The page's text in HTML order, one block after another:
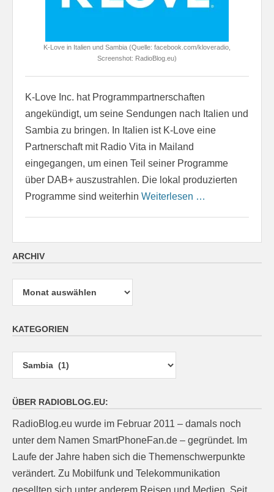
K-Love in Italien und Sambia (Quelle: facebook.com/kloveradio,
Screenshot: RadioBlog.eu)
K-Love Inc. hat Programmpartnerschaften
angekündigt, um seine Sendungen nach Italien und
Sambia zu bringen. In Italien ist K-Love eine
Partnerschaft mit Radio Vita in Mailand
eingegangen, um einen Teil seiner Programme
über DAB+ auszustrahlen. Die lokal produzierten
Programme sind weiterhin Weiterlesen …
ARCHIV
Archiv
KATEGORIEN
ÜBER RADIOBLOG.EU:
RadioBlog.eu wurde im Februar 2011 – damals noch
unter dem Namen SmartPhoneFan.de – gegründet. Im
Laufe der Jahre haben sich die Themenschwerpunkte
verändert. Zu Mobilfunk und Telekommunikation
gesellten sich unter anderem Reisen und Medien. Seit